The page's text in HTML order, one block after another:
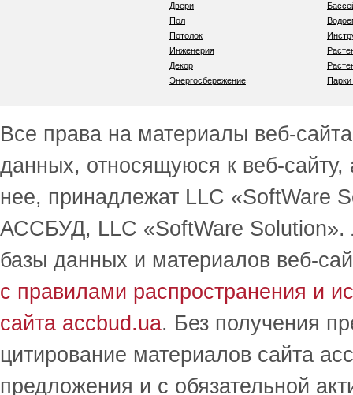
Двери
Пол
Потолок
Инженерия
Декор
Энергосбережение
Все права на материалы веб-
данных, относящуюся к веб-
нее, принадлежат LLC
АССБУД, LLC «SoftWare Solution».
базы данных и материалов веб-
с правилами распространения и
сайта accbud.ua. Без получения
цитирование материалов сайта
предложения и с обязательной